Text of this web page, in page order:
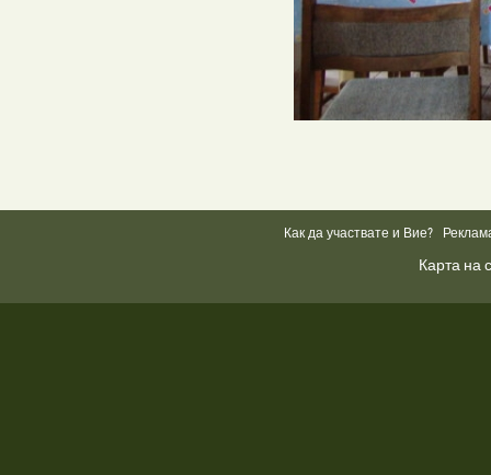
Как да участвате и Вие?
Карта на